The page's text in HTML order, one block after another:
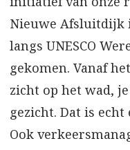
Nieuwe Afsluitdijk
langs UNESCO
gekomen. Vanaf
zicht op het wad,
gezicht. Dat is echt
Ook